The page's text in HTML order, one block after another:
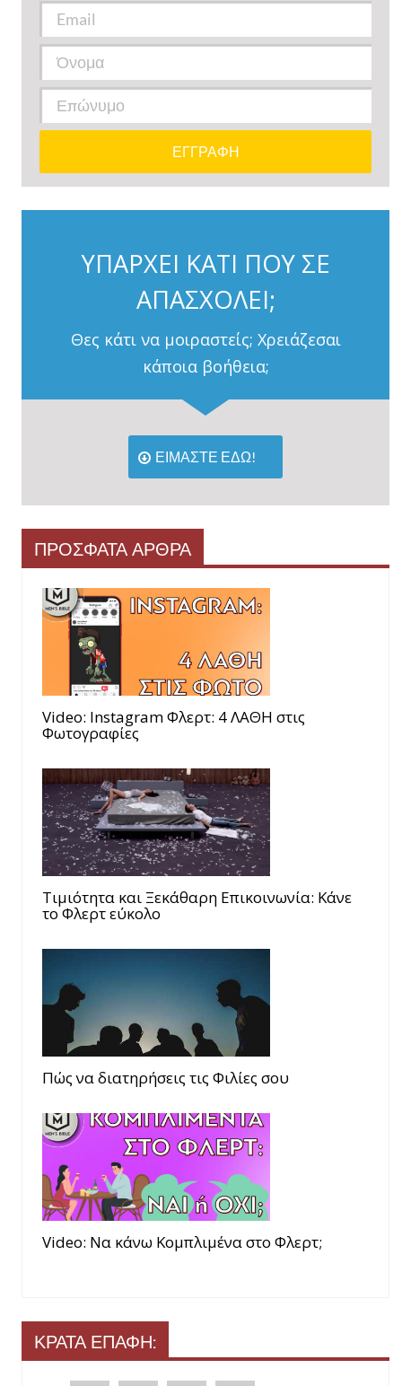
ΥΠΑΡΧΕΙ ΚΑΤΙ ΠΟΥ ΣΕ
ΑΠΑΣΧΟΛΕΙ;
Θες κάτι να μοιραστείς; Χρειάζεσαι
κάποια βοήθεια;
ΕΙΜΑΣΤΕ ΕΔΩ!
ΠΡΟΣΦΑΤΑ ΑΡΘΡΑ
Video: Instagram Φλερτ: 4 ΛΑΘΗ στις
Φωτογραφίες
Τιμιότητα και Ξεκάθαρη Επικοινωνία: Κάνε
το Φλερτ εύκολο
Πώς να διατηρήσεις τις Φιλίες σου
Video: Να κάνω Κομπλιμένα στο Φλερτ;
ΚΡΑΤΑ ΕΠΑΦΗ: